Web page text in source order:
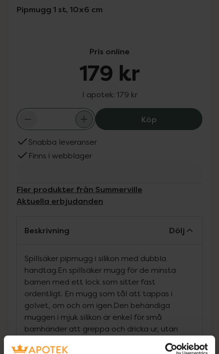
Pipmugg 1 st, 10x6 cm
Pris online
179 kr
I apotek: 179 kr
KöpSummerville
Snabba leveranser
Finns i webblager
Fler produkter från Summerville
Aktuella erbjudanden
Beskrivning Dölj
Spillsäker pipmugg i silikon med dubbla
handtag.En spillsäker mugg för de minsta
barnen med ett lock som sitter fast
ordentligt. En mugg som tål att tappas i
golvet, om och om igen.Den behändiga
muggen i mjuk silikon är enkel för små
barnhänder att greppa och dricka ur, utan
spill.När det spillsäkra locket inte behövs
längre kan muggen användas utan lock och